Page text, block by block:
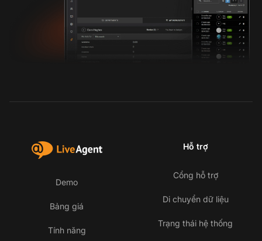
Demo
Bảng giá
Tính năng
Hỗ trợ
Cổng hỗ trợ
Di chuyển dữ liệu
Trạng thái hệ thống